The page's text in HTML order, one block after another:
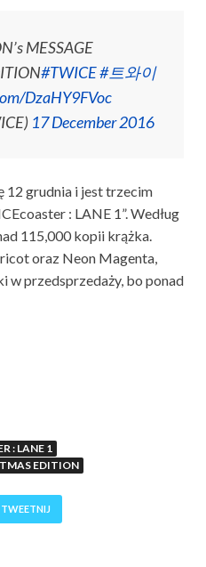
MESSAGE
#TWICE#트와이
DzaHY9FVoc
17 December 2016
12 grudnia i jest trzecim
: LANE 1”. Według
115,000 kopii krążka.
oraz Neon Magenta,
w przedsprzedaży, bo ponad
: LANE 1
EDITION
TWEETNIJ